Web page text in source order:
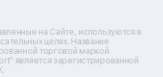
на Сайте, используются в
целях. Название
торговой маркой
является зарегистрированной